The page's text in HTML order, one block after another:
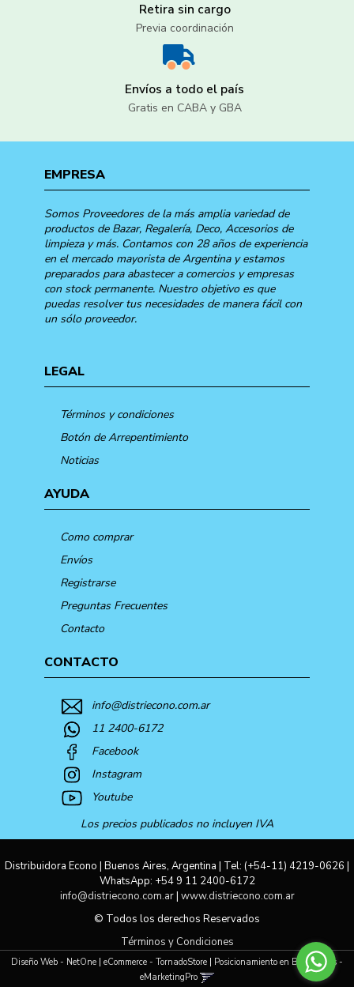
Retira sin cargo
Previa coordinación
Envíos a todo el país
Gratis en CABA y GBA
EMPRESA
Somos Proveedores de la más amplia variedad de
productos de Bazar, Regalería, Deco, Accesorios de
limpieza y más. Contamos con 28 años de experiencia
en el mercado mayorista de Argentina y estamos
preparados para abastecer a comercios y empresas
con stock permanente. Nuestro objetivo es que
puedas resolver tus necesidades de manera fácil con
un sólo proveedor.
LEGAL
Términos y condiciones
Botón de Arrepentimiento
Noticias
AYUDA
Como comprar
Envíos
Registrarse
Preguntas Frecuentes
Contacto
CONTACTO
info@distriecono.com.ar
11 2400-6172
Facebook
Instagram
Youtube
Los precios publicados no incluyen IVA
Distribuidora Econo | Buenos Aires, Argentina | Tel: (+54-11) 4219-0626 |
WhatsApp: +54 9 11 2400-6172
info@distriecono.com.ar| www.distriecono.com.ar
© Todos los derechos Reservados
Términos y Condiciones
Diseño Web - NetOne eCommerce - TornadoStore
Posicionamiento en Buscadores -
eMarketingPro